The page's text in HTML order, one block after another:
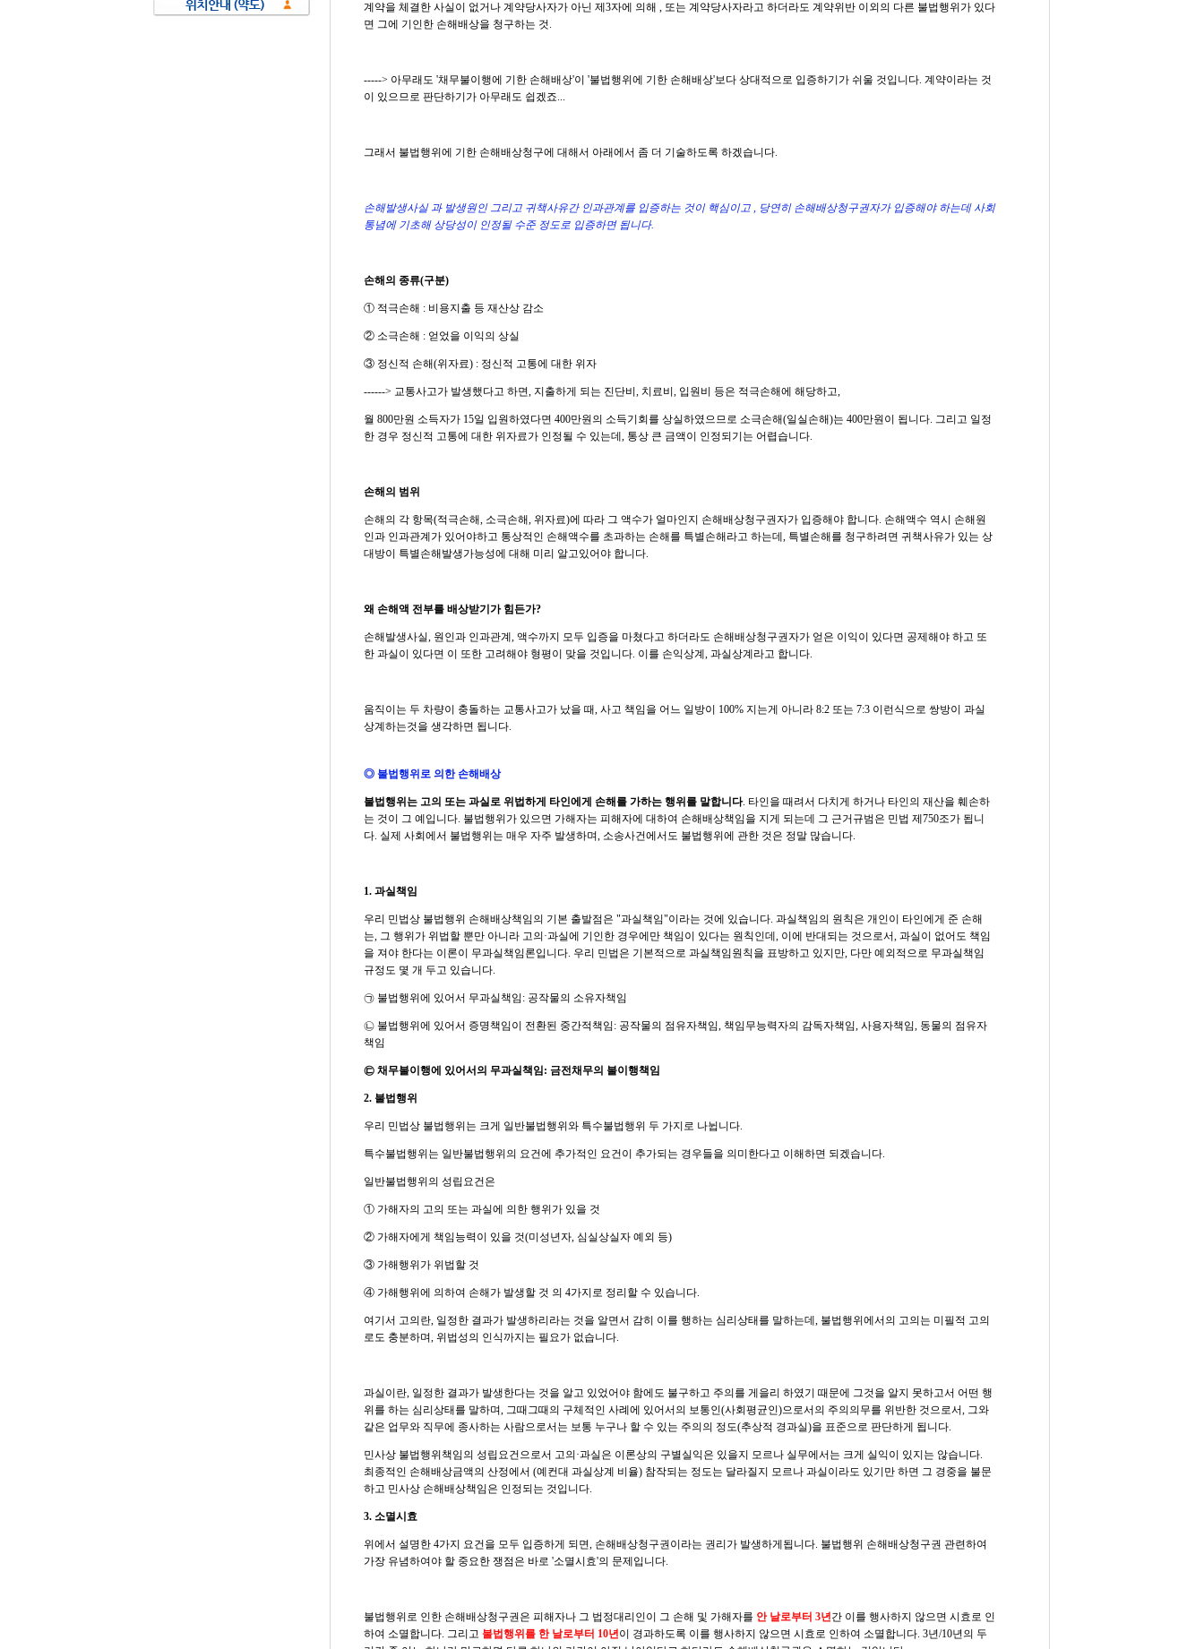
계약을 체결한 사실이 없거나 계약당사자가 아닌 제3자에 의해 , 또는 계약당사자라고 하더라도 계약위반 이외의 다른 불법행위가 있다
면 그에 기인한 손해배상을 청구하는 것.
-----> 아무래도 '채무불이행에 기한 손해배상'이 '불법행위에 기한 손해배상'보다 상대적으로 입증하기가 쉬울 것입니다. 계약이라는 것
이 있으므로 판단하기가 아무래도 쉽겠죠...
그래서 불법행위에 기한 손해배상청구에 대해서 아래에서 좀 더 기술하도록 하겠습니다.
손해발생사실 과 발생원인 그리고 귀책사유간 인과관계를 입증하는 것이 핵심이고 , 당연히 손해배상청구권자가 입증해야 하는데 사회
통념에 기초해 상당성이 인정될 수준 정도로 입증하면 됩니다.
손해의 종류(구분)
① 적극손해 : 비용지출 등 재산상 감소
② 소극손해 : 얻었을 이익의 상실
③ 정신적 손해(위자료) : 정신적 고통에 대한 위자
------> 교통사고가 발생했다고 하면, 지출하게 되는 진단비, 치료비, 입원비 등은 적극손해에 해당하고,
월 800만원 소득자가 15일 입원하였다면 400만원의 소득기회를 상실하였으므로 소극손해(일실손해)는 400만원이 됩니다. 그리고 일정
한 경우 정신적 고통에 대한 위자료가 인정될 수 있는데, 통상 큰 금액이 인정되기는 어렵습니다.
손해의 범위
손해의 각 항목(적극손해, 소극손해, 위자료)에 따라 그 액수가 얼마인지 손해배상청구권자가 입증해야 합니다. 손해액수 역시 손해원
인과 인과관계가 있어야하고 통상적인 손해액수를 초과하는 손해를 특별손해라고 하는데, 특별손해를 청구하려면 귀책사유가 있는 상
대방이 특별손해발생가능성에 대해 미리 알고있어야 합니다.
왜 손해액 전부를 배상받기가 힘든가?
손해발생사실, 원인과 인과관계, 액수까지 모두 입증을 마쳤다고 하더라도 손해배상청구권자가 얻은 이익이 있다면 공제해야 하고 또
한 과실이 있다면 이 또한 고려해야 형평이 맞을 것입니다. 이를 손익상계, 과실상계라고 합니다.
움직이는 두 차량이 충돌하는 교통사고가 났을 때, 사고 책임을 어느 일방이 100% 지는게 아니라 8:2 또는 7:3 이런식으로 쌍방이 과실
상계하는것을 생각하면 됩니다.
◎ 불법행위로 의한 손해배상
불법행위는 고의 또는 과실로 위법하게 타인에게 손해를 가하는 행위를 말합니다. 타인을 때려서 다치게 하거나 타인의 재산을 훼손하
는 것이 그 예입니다. 불법행위가 있으면 가해자는 피해자에 대하여 손해배상책임을 지게 되는데 그 근거규범은 민법 제750조가 됩니
다. 실제 사회에서 불법행위는 매우 자주 발생하며, 소송사건에서도 불법행위에 관한 것은 정말 많습니다.​
1. 과실책임
우리 민법상 불법행위 손해배상책임의 기본 출발점은 "과실책임"이라는 것에 있습니다. 과실책임의 원칙은 개인이 타인에게 준 손해
는, 그 행위가 위법할 뿐만 아니라 고의·과실에 기인한 경우에만 책임이 있다는 원칙인데, 이에 반대되는 것으로서, 과실이 없어도 책임
을 져야 한다는 이론이 무과실책임론입니다. 우리 민법은 기본적으로 과실책임원칙을 표방하고 있지만, 다만 예외적으로 무과실책임
규정도 몇 개 두고 있습니다.
㉠ 불법행위에 있어서 무과실책임: 공작물의 소유자책임
㉡ 불법행위에 있어서 증명책임이 전환된 중간적책임: 공작물의 점유자책임, 책임무능력자의 감독자책임, 사용자책임, 동물의 점유자
책임
㉢ 채무불이행에 있어서의 무과실책임: 금전채무의 불이행책임​
2. 불법행위
우리 민법상 불법행위는 크게 일반불법행위와 특수불법행위 두 가지로 나뉩니다.
특수불법행위는 일반불법행위의 요건에 추가적인 요건이 추가되는 경우들을 의미한다고 이해하면 되겠습니다.​
일반불법행위의 성립요건은
① 가해자의 고의 또는 과실에 의한 행위가 있을 것
② 가해자에게 책임능력이 있을 것(미성년자, 심실상실자 예외 등)
③ 가해행위가 위법할 것
④ 가해행위에 의하여 손해가 발생할 것 의 4가지로 정리할 수 있습니다.​
여기서 고의란, 일정한 결과가 발생하리라는 것을 알면서 감히 이를 행하는 심리상태를 말하는데, 불법행위에서의 고의는 미필적 고의
로도 충분하며, 위법성의 인식까지는 필요가 없습니다.
과실이란, 일정한 결과가 발생한다는 것을 알고 있었어야 함에도 불구하고 주의를 게을리 하였기 때문에 그것을 알지 못하고서 어떤 행
위를 하는 심리상태를 말하며, 그때그때의 구체적인 사례에 있어서의 보통인(사회평균인)으로서의 주의의무를 위반한 것으로서, 그와
같은 업무와 직무에 종사하는 사람으로서는 보통 누구나 할 수 있는 주의의 정도(추상적 경과실)을 표준으로 판단하게 됩니다.​
민사상 불법행위책임의 성립요건으로서 고의·과실은 이론상의 구별실익은 있을지 모르나 실무에서는 크게 실익이 있지는 않습니다.
최종적인 손해배상금액의 산정에서 (예컨대 과실상계 비율) 참작되는 정도는 달라질지 모르나 과실이라도 있기만 하면 그 경중을 불문
하고 민사상 손해배상책임은 인정되는 것입니다.​
3. 소멸시효
위에서 설명한 4가지 요건을 모두 입증하게 되면, 손해배상청구권이라는 권리가 발생하게됩니다. 불법행위 손해배상청구권 관련하여
가장 유념하여야 할 중요한 쟁점은 바로 '소멸시효'의 문제입니다.
불법행위로 인한 손해배상청구권은 피해자나 그 법정대리인이 그 손해 및 가해자를 안 날로부터 3년간 이를 행사하지 않으면 시효로 인
하여 소멸합니다. 그리고 불법행위를 한 날로부터 10년이 경과하도록 이를 행사하지 않으면 시효로 인하여 소멸합니다. 3년/10년의 두